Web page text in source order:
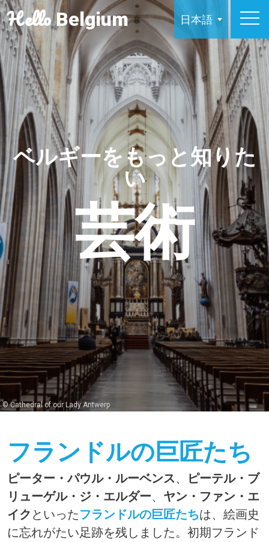
HelloBelgium 日本語
© Cathedral of our Lady Antwerp
ベルギーをもっと知りた
い
芸術
フランドルの巨匠たち
ピーター・パウル・ルーベンス、
ピーテル・ブ
リューゲル・ジ・エルダー、 ヤン・ファン・エ
イク といったフランドルの巨匠たちは、絵画史
に忘れがたい足跡を残しました。初期フランド